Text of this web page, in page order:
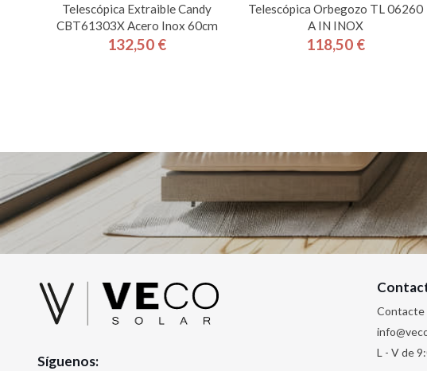
Telescópica Extraible Candy
CBT61303X Acero Inox 60cm
Precio
132,50 €
Telescópica Orbegozo TL 06260
A IN INOX
Precio
118,50 €
Síguenos:
Contacte
L - V de